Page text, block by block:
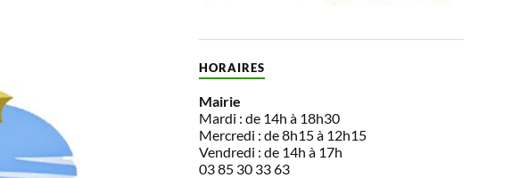
HORAIRES
Mairie
Mardi : de 14h à 18h30
Mercredi : de 8h15 à 12h15
Vendredi : de 14h à 17h
03 85 30 33 63